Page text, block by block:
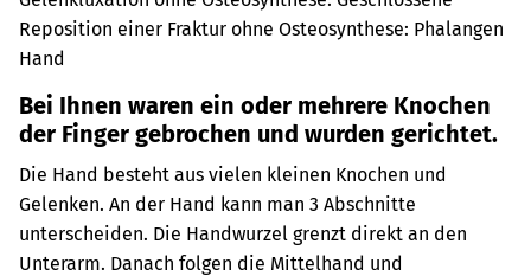
Reposition einer Fraktur ohne Osteosynthese: Phalangen
Hand
Bei Ihnen waren ein oder mehrere Knochen
der Finger gebrochen und wurden gerichtet.
Die Hand besteht aus vielen kleinen Knochen und
Gelenken. An der Hand kann man 3 Abschnitte
unterscheiden. Die Handwurzel grenzt direkt an den
Unterarm. Danach folgen die Mittelhand und